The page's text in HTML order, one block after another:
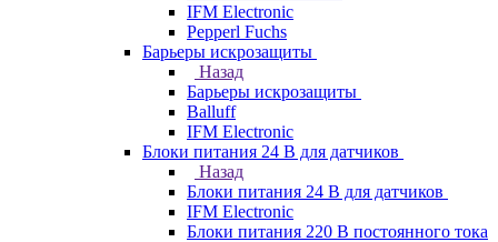
IFM Electronic
Pepperl Fuchs
Барьеры искрозащиты
Назад
Барьеры искрозащиты
Balluff
IFM Electronic
Блоки питания 24 В для датчиков
Назад
Блоки питания 24 В для датчиков
IFM Electronic
Блоки питания 220 В постоянного тока